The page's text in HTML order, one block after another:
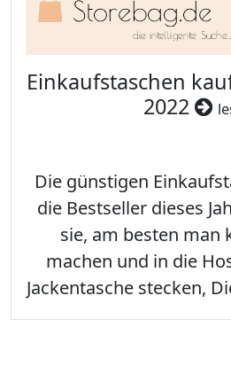
Einkaufstaschen
2022
Die günstigen
die Bestseller dieses
sie, am besten man
machen und in die
Jackentasche stecken,